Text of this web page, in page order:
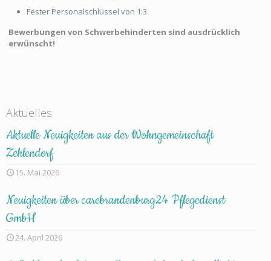
Fester Personalschlüssel von 1:3
Bewerbungen von Schwerbehinderten sind ausdrücklich
erwünscht!
Aktuelles
Aktuelle Neuigkeiten aus der Wohngemeinschaft
Zehlendorf
15. Mai 2026
Neuigkeiten über carebrandenburg24 Pflegedienst
GmbH
24. April 2026